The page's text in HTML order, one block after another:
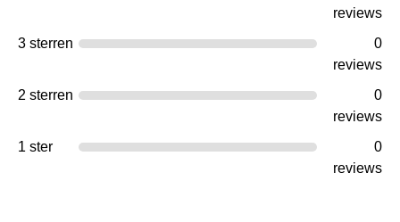
reviews
3 sterren
0
reviews
2 sterren
0
reviews
1 ster
0
reviews